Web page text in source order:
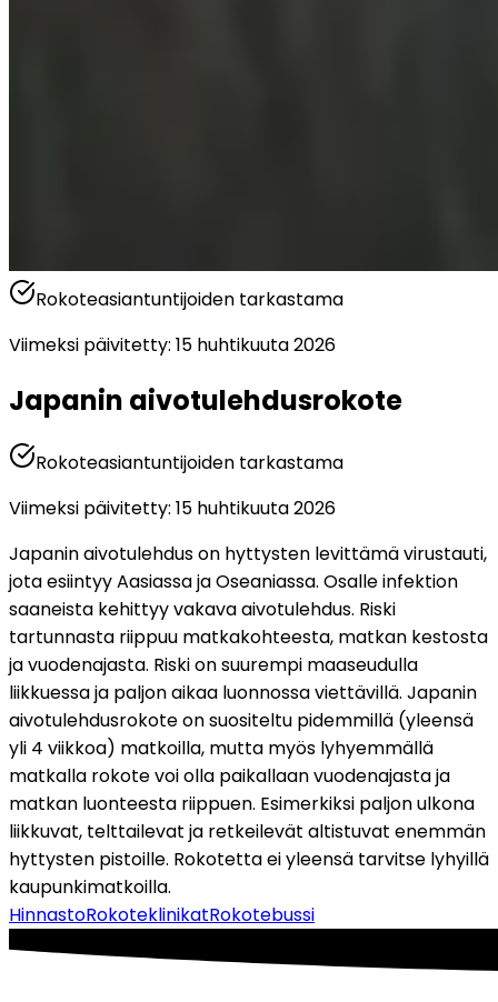
Rokoteasiantuntijoiden tarkastama
Viimeksi päivitetty: 15 huhtikuuta 2026
Japanin aivotulehdusrokote
Rokoteasiantuntijoiden tarkastama
Viimeksi päivitetty: 15 huhtikuuta 2026
Japanin aivotulehdus on hyttysten levittämä virustauti,
jota esiintyy Aasiassa ja Oseaniassa. Osalle infektion
saaneista kehittyy vakava aivotulehdus. Riski
tartunnasta riippuu matkakohteesta, matkan kestosta
ja vuodenajasta. Riski on suurempi maaseudulla
liikkuessa ja paljon aikaa luonnossa viettävillä. Japanin
aivotulehdusrokote on suositeltu pidemmillä (yleensä
yli 4 viikkoa) matkoilla, mutta myös lyhyemmällä
matkalla rokote voi olla paikallaan vuodenajasta ja
matkan luonteesta riippuen. Esimerkiksi paljon ulkona
liikkuvat, telttailevat ja retkeilevät altistuvat enemmän
hyttysten pistoille. Rokotetta ei yleensä tarvitse lyhyillä
kaupunkimatkoilla.
HinnastoRokoteklinikatRokotebussi